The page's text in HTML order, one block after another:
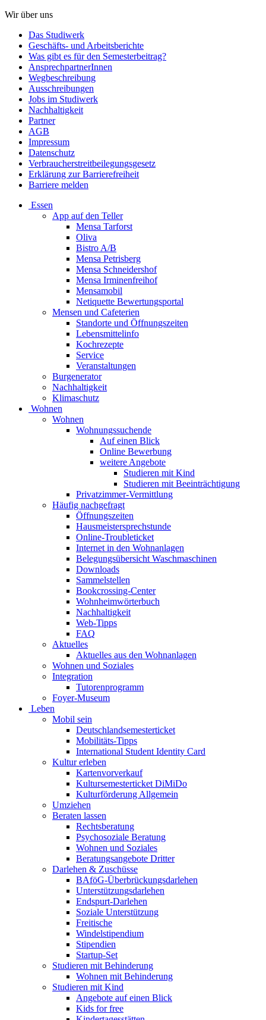
Wir über uns
Das Studiwerk
Geschäfts- und Arbeitsberichte
Was gibt es für den Semesterbeitrag?
AnsprechpartnerInnen
Wegbeschreibung
Ausschreibungen
Jobs im Studiwerk
Nachhaltigkeit
Partner
AGB
Impressum
Datenschutz
Verbraucherstreitbeilegungsgesetz
Erklärung zur Barrierefreiheit
Barriere melden
Essen
App auf den Teller
Mensa Tarforst
Oliva
Bistro A/B
Mensa Petrisberg
Mensa Schneidershof
Mensa Irminenfreihof
Mensamobil
Netiquette Bewertungsportal
Mensen und Cafeterien
Standorte und Öffnungszeiten
Lebensmittelinfo
Kochrezepte
Service
Veranstaltungen
Burgenerator
Nachhaltigkeit
Klimaschutz
Wohnen
Wohnen
Wohnungssuchende
Auf einen Blick
Online Bewerbung
weitere Angebote
Studieren mit Kind
Studieren mit Beeinträchtigung
Privatzimmer-Vermittlung
Häufig nachgefragt
Öffnungszeiten
Hausmeistersprechstunde
Online-Troubleticket
Internet in den Wohnanlagen
Belegungsübersicht Waschmaschinen
Downloads
Sammelstellen
Bookcrossing-Center
Wohnheimwörterbuch
Nachhaltigkeit
Web-Tipps
FAQ
Aktuelles
Aktuelles aus den Wohnanlagen
Wohnen und Soziales
Integration
Tutorenprogramm
Foyer-Museum
Leben
Mobil sein
Deutschlandsemesterticket
Mobilitäts-Tipps
International Student Identity Card
Kultur erleben
Kartenvorverkauf
Kultursemesterticket DiMiDo
Kulturförderung Allgemein
Umziehen
Beraten lassen
Rechtsberatung
Psychosoziale Beratung
Wohnen und Soziales
Beratungsangebote Dritter
Darlehen & Zuschüsse
BAföG-Überbrückungsdarlehen
Unterstützungsdarlehen
Endspurt-Darlehen
Soziale Unterstützung
Freitische
Windelstipendium
Stipendien
Startup-Set
Studieren mit Behinderung
Wohnen mit Behinderung
Studieren mit Kind
Angebote auf einen Blick
Kids for free